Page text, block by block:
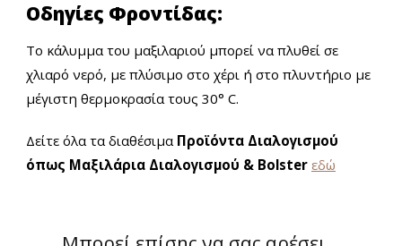
Οδηγίες Φροντίδας:
Το κάλυμμα του μαξιλαριού μπορεί να πλυθεί σε
χλιαρό νερό, με πλύσιμο στο χέρι ή στο πλυντήριο με
μέγιστη θερμοκρασία τους 30° C.
Δείτε όλα τα διαθέσιμαΠροϊόντα Διαλογισμού
όπως Μαξιλάρια Διαλογισμού & Bolster εδώ